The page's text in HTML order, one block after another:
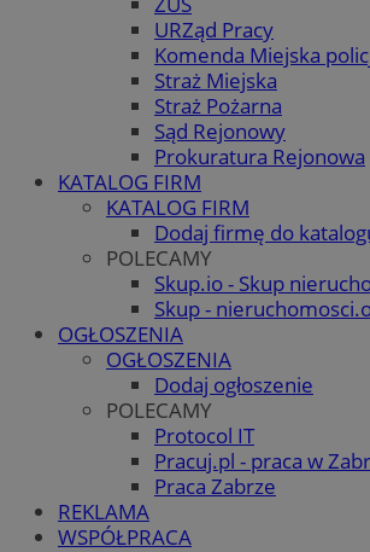
URZąd Pracy
Komenda Miejska
Straż Miejska
Straż Pożarna
Sąd Rejonowy
Prokuratura Rejonowa
KATALOG FIRM
KATALOG FIRM
Dodaj firmę do
POLECAMY
Skup.io - Skup
Skup -
OGŁOSZENIA
OGŁOSZENIA
Dodaj ogłoszenie
POLECAMY
Protocol IT
Pracuj.pl - praca w
Praca Zabrze
REKLAMA
WSPÓŁPRACA